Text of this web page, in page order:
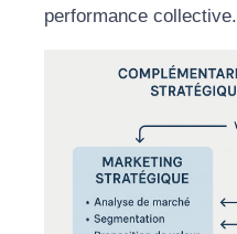
performance collective.